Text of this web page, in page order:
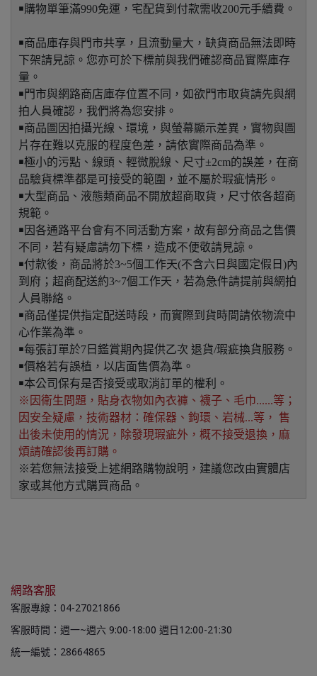
￭購物單筆滿990免運，宅配貨到付款需收200元手續費。
￭商品庫存與門市共享，且流動量大，缺貨商品無法即時
下架請見諒。您亦可於下標前與我們確認商品實際庫存
量。
￭門市與網路商店庫存位置不同，如欲門市取貨請先與網
拍人員確認，我們將為您安排。
￭商品圖因拍攝光線、環境，與螢幕顯示差異，實物與圖
片存在難以克服的程度色差，請依實際商品為準。
￭極小的污點、線頭、輕微脫線、尺寸±2cm的誤差，在商
品驗貨標準都是可接受的範圍，並不屬於瑕疵情形。
￭大型商品、液態類商品不開放超商取貨，尺寸依各超商
規範。
￭因各通路平台會有不同活動方案，故有部分商品之售價
不同，若有疑慮請勿下標，造成不便敬請見諒。
￭付款後，商品將於3~5個工作天(不含六日與國定假日)內
到府；超商配送約3~7個工作天，若為急件請提前與網拍
人員聯絡。
￭商品僅提供指定配送時段，而實際到貨時間請依物流中
心作業為準。
￭每張訂單於7日鑑賞期內提供乙次 退貨/瑕疵換貨服務。
￭價格若有誤植，以店面售價為準。
￭本公司保有是否接受或取消訂單的權利。
※因衛生問題，貼身衣物如內衣褲、襪子、毛巾......等；
因安全疑慮，技術器材：確保器、鉤環、岩械...等， 售
出後未使用的情況，除發現瑕疵外，概不接受退換，麻
煩請確認後再訂購。
※若您無法接受上述網路購物說明，建議您改由實體店
家或其他方式購買商品。
網路客服
客服專線：04-27021866
客服時間：週一~週六 9:00-18:00 週日12:00-21:30
統一編號：28664865